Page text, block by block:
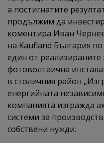
а постигнатите
продължим да
коментира Иван
на Kaufland България
един от
фотоволтаична
в столичния район
енергийната
компанията изгражда
системи за
собствени нужди.